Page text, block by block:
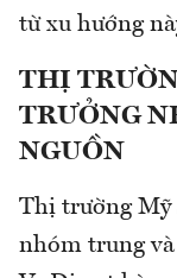
từ xu hướng
THỊ
TRƯỞNG
NGUỒN
Thị trường Mỹ
nhóm trung